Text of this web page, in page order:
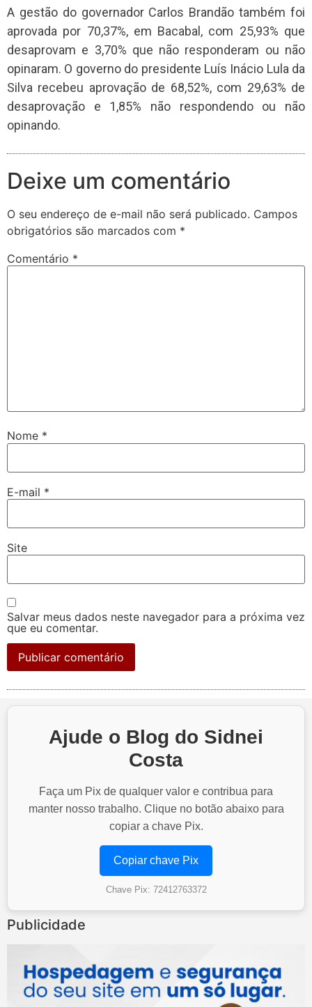
A gestão do governador Carlos Brandão também foi
aprovada por 70,37%, em Bacabal, com 25,93% que
desaprovam e 3,70% que não responderam ou não
opinaram. O governo do presidente Luís Inácio Lula da
Silva recebeu aprovação de 68,52%, com 29,63% de
desaprovação e 1,85% não respondendo ou não
opinando.
Deixe um comentário
O seu endereço de e-mail não será publicado. Campos
obrigatórios são marcados com *
Comentário *
Nome *
E-mail *
Site
Salvar meus dados neste navegador para a próxima vez
que eu comentar.
Ajude o Blog do Sidnei
Costa
Faça um Pix de qualquer valor e contribua para
manter nosso trabalho. Clique no botão abaixo para
copiar a chave Pix.
Copiar chave Pix
Chave Pix: 72412763372
Publicidade